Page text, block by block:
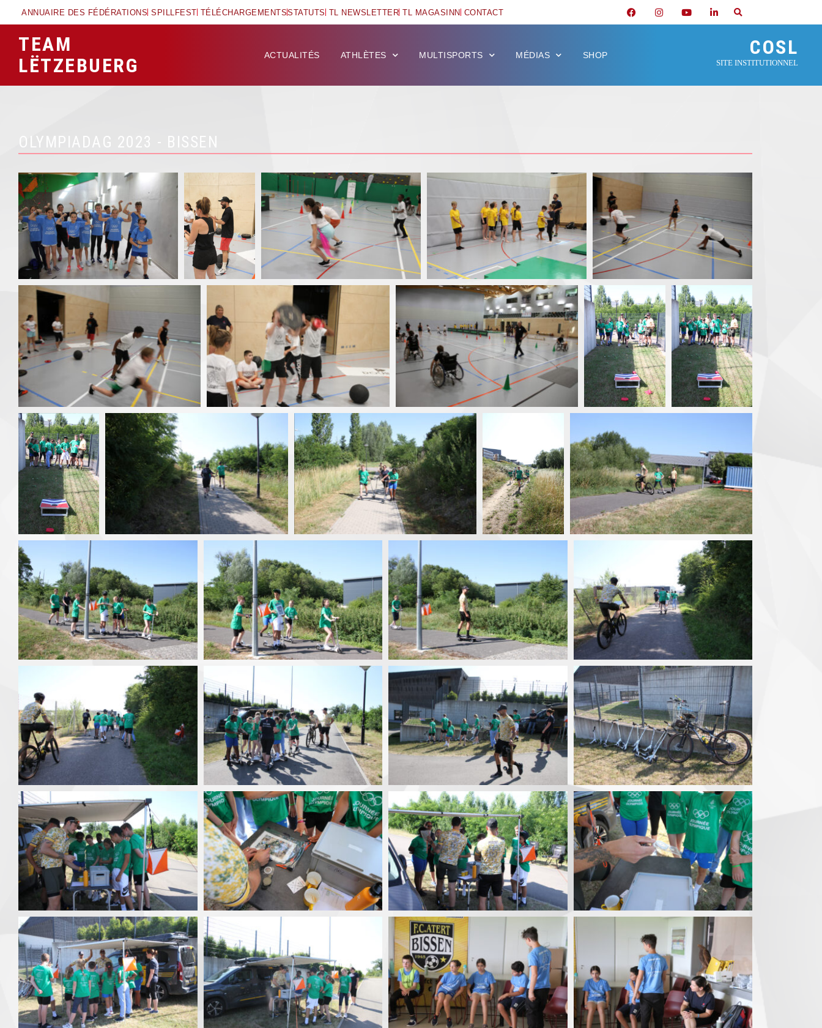
ANNUAIRE DES FÉDÉRATIONS SPILLFEST TÉLÉCHARGEMENTSSTATUTS TL NEWSLETTER TL MAGASINN CONTACT
TEAM
LËTZEBUERG
ACTUALITÉS ATHLÈTES MULTISPORTS MÉDIAS SHOP COSL
SITE INSTITUTIONNEL
OLYMPIADAG 2023 - BISSEN